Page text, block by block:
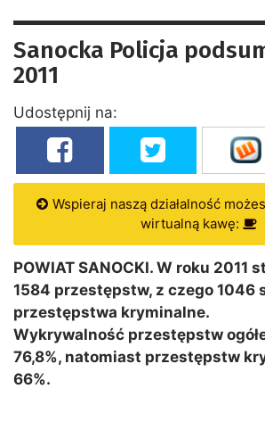
Sanocka Policja
2011
Udostępnij na:
Wspieraj naszą działalność
wirtualną kawę:
POWIAT SANOCKI. W roku 2011
1584 przestępstw, z czego 1046
przestępstwa kryminalne.
Wykrywalność przestępstw
76,8%, natomiast przestępstw
66%.